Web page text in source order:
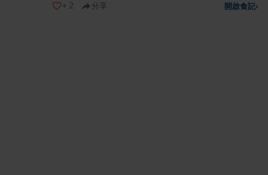
+ 2 分享 開啟食記›